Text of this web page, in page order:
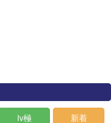
lv極 新着